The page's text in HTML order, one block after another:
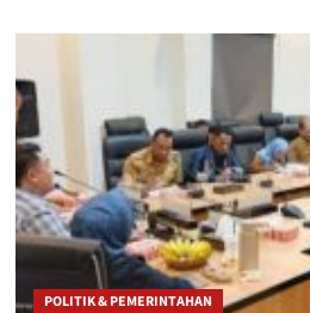
POLITIK & PEMERINTAHAN